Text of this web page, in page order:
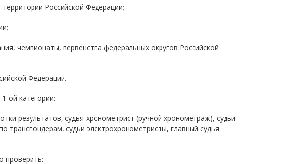
Российской Федерации;
чемпионаты, первенства федеральных округов Российской
Федерации.
ой категории:
результатов, судья-хронометрист (ручной хронометраж), судьи-
транспондерам, судьи электрохронометристы, главный судья
проверить: